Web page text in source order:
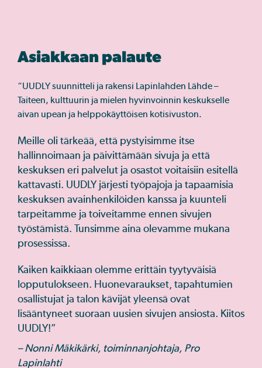
Asiakkaan palaute
“UUDLY suunnitteli ja rakensi Lapinlahden Lähde –
Taiteen, kulttuurin ja mielen hyvinvoinnin keskukselle
aivan upean ja helppokäyttöisen kotisivuston.
Meille oli tärkeää, että pystyisimme itse
hallinnoimaan ja päivittämään sivuja ja että
keskuksen eri palvelut ja osastot voitaisiin esitellä
kattavasti. UUDLY järjesti työpajoja ja tapaamisia
keskuksen avainhenkilöiden kanssa ja kuunteli
tarpeitamme ja toiveitamme ennen sivujen
työstämistä. Tunsimme aina olevamme mukana
prosessissa.
Kaiken kaikkiaan olemme erittäin tyytyväisiä
lopputulokseen. Huonevaraukset, tapahtumien
osallistujat ja talon kävijät yleensä ovat
lisääntyneet suoraan uusien sivujen ansiosta. Kiitos
UUDLY!”
– Nonni Mäkikärki, toiminnanjohtaja, Pro
Lapinlahti